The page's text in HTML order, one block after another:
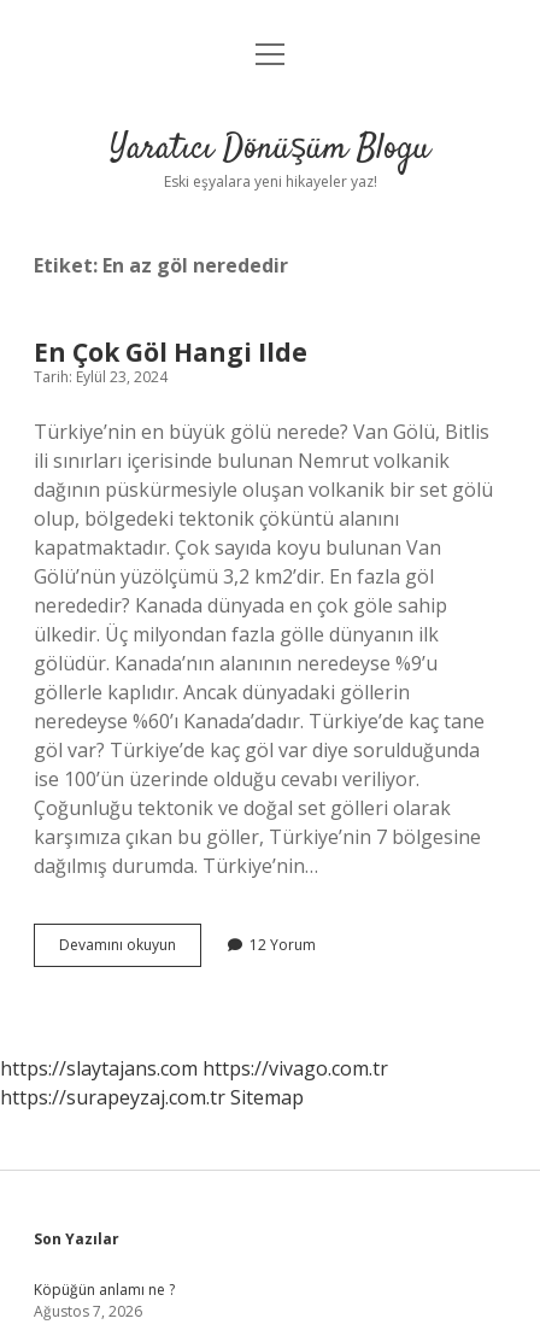
Anasayfa
Yasal Uyarı
menüyü
Yaratıcı Dönüşüm Blogu
Eski eşyalara yeni hikayeler yaz!
Etiket: En az göl nerededir
En Çok Göl Hangi Ilde
Tarih: Eylül 23, 2024
Türkiye’nin en büyük gölü nerede? Van Gölü, Bitlis
ili sınırları içerisinde bulunan Nemrut volkanik
dağının püskürmesiyle oluşan volkanik bir set gölü
olup, bölgedeki tektonik çöküntü alanını
kapatmaktadır. Çok sayıda koyu bulunan Van
Gölü’nün yüzölçümü 3,2 km2’dir. En fazla göl
nerededir? Kanada dünyada en çok göle sahip
ülkedir. Üç milyondan fazla gölle dünyanın ilk
gölüdür. Kanada’nın alanının neredeyse %9’u
göllerle kaplıdır. Ancak dünyadaki göllerin
neredeyse %60’ı Kanada’dadır. Türkiye’de kaç tane
göl var? Türkiye’de kaç göl var diye sorulduğunda
ise 100’ün üzerinde olduğu cevabı veriliyor.
Çoğunluğu tektonik ve doğal set gölleri olarak
karşımıza çıkan bu göller, Türkiye’nin 7 bölgesine
dağılmış durumda. Türkiye’nin…
Devamını okuyun
Çok
12 Yorum
https://slaytajans.com https://vivago.com.tr
https://surapeyzaj.com.trSitemap
Sidebar
Son Yazılar
Köpüğün anlamı ne ?
Ağustos 7, 2026